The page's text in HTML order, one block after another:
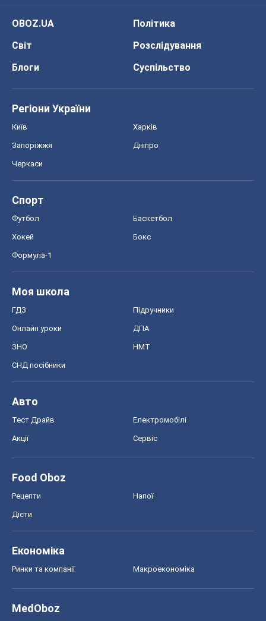
OBOZ.UA
Політика
Світ
Розслідування
Блоги
Суспільство
Регіони України
Київ Харків
Запоріжжя Дніпро
Черкаси
Спорт
Футбол Баскетбол
Хокей Бокс
Формула-1
Моя школа
ГДЗ Підручники
Онлайн уроки ДПА
ЗНО НМТ
СНД посібники
Авто
Тест Драйв Електромобілі
Акції Сервіс
Food Oboz
Рецепти Напої
Дієти
Економіка
Ринки та компанії Макроекономіка
MedOboz